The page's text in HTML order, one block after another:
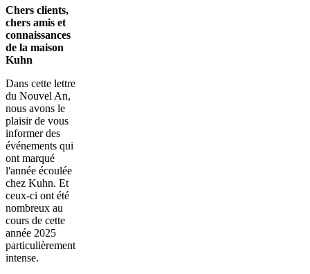
Chers clients,
chers amis et
connaissances
de la maison
Kuhn
Dans cette lettre
du Nouvel An,
nous avons le
plaisir de vous
informer des
événements qui
ont marqué
l'année écoulée
chez Kuhn. Et
ceux-ci ont été
nombreux au
cours de cette
année 2025
particulièrement
intense.